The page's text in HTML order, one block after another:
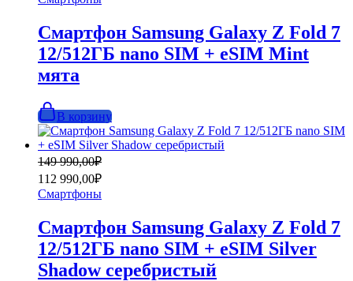
149
490,00₽.
Смартфон Samsung Galaxy Z Fold 7
12/512ГБ nano SIM + eSIM Mint
мята
В корзину
149 990,00₽
Первоначальная
цена
составляла
149
112 990,00₽
Текущая
цена:
112
990,00₽.
Смартфоны
Смартфон Samsung Galaxy Z Fold 7
12/512ГБ nano SIM + eSIM Silver
Shadow серебристый